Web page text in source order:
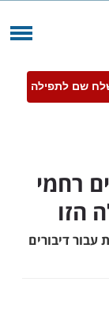
לתפילה
דיבורים